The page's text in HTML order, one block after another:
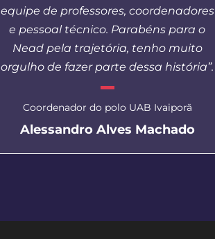
equipe de professores, coordenadores
e pessoal técnico. Parabéns para o
Nead pela trajetória, tenho muito
orgulho de fazer parte dessa história”.
Coordenador do polo UAB Ivaiporã
Alessandro Alves Machado